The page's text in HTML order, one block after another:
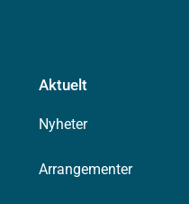
Aktuelt
Nyheter
Arrangementer